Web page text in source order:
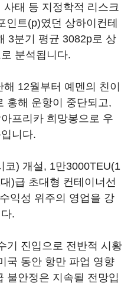
태 등 지정학적 리스크
인트(p)였던 상하이컨테
3분기 평균 3082p로 상
분석됩니다.
12월부터 예멘의 친이
홍해 운항이 중단되고,
프리카 희망봉으로 우
니다.
코) 개설, 1만3000TEU(1
)급 초대형 컨테이너선
익성 위주의 영업을 강
.
기 진입으로 전반적 시황
국 동안 항만 파업 영향
불안정은 지속될 전망입